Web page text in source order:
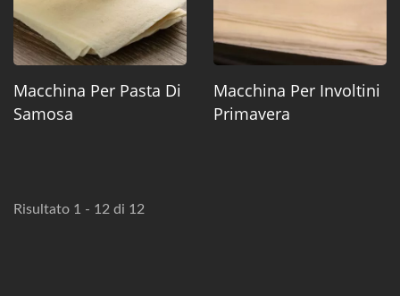
Macchina Per Pasta Di
Samosa
Macchina Per Involtini
Primavera
Risultato 1 - 12 di 12